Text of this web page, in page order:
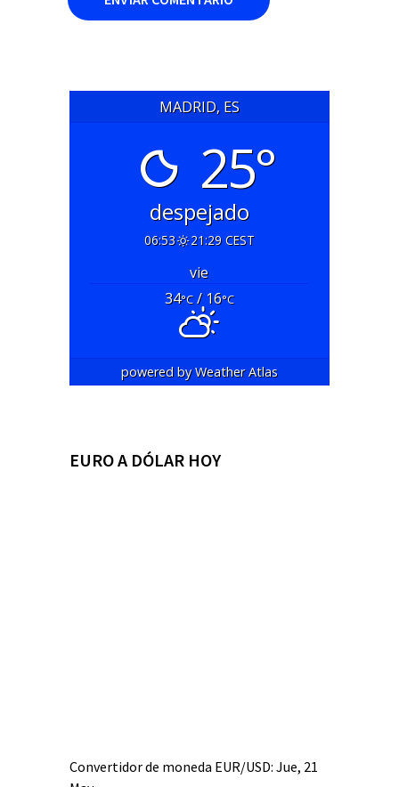
MADRID, ES
25°
despejado
06:53 21:29 CEST
vie
34°C/ 16°C
powered byWeather Atlas
EURO A DÓLAR HOY
Convertidor de moneda EUR/USD: Jue, 21